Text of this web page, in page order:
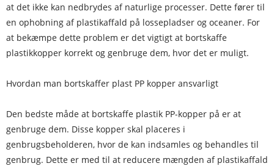
at det ikke kan nedbrydes af naturlige processer. Dette fører til
en ophobning af plastikaffald på lossepladser og oceaner. For
at bekæmpe dette problem er det vigtigt at bortskaffe
plastikkopper korrekt og genbruge dem, hvor det er muligt.
Hvordan man bortskaffer plast PP kopper ansvarligt
Den bedste måde at bortskaffe plastik PP-kopper på er at
genbruge dem. Disse kopper skal placeres i
genbrugsbeholderen, hvor de kan indsamles og behandles til
genbrug. Dette er med til at reducere mængden af ​​plastikaffald